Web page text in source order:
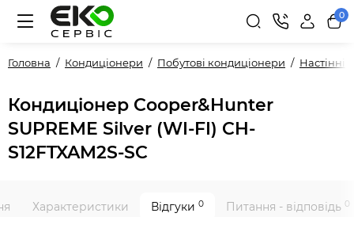
0
Головна Кондиціонери Побутові кондиціонери Настінні
Кондиціонер Cooper&Hunter
SUPREME Silver (WI-FI) CH-
S12FTXAM2S-SC
Характеристики Відгуки 0 Питання - відповідь 0